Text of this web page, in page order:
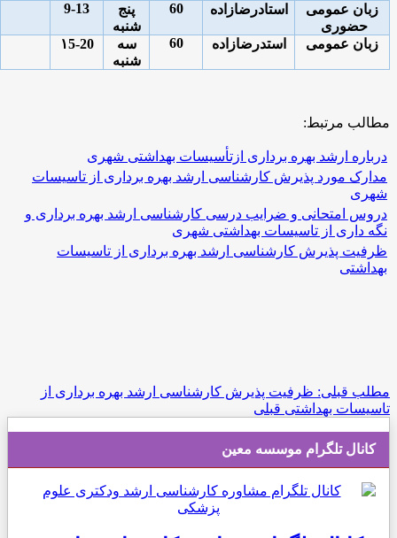
زبان عمومی
حضوری
استادرضازاده 60
پنج
شنبه
9-13
زبان عمومی استدرضازاده 60
سه
شنبه
۱5-20
مطالب مرتبط:
درباره ارشد بهره برداری ازتأسیسات بهداشتی شهری
مدارک مورد پذیرش کارشناسی ارشد بهره برداری از تاسیسات
شهری
دروس امتحانی و ضرایب درسی کارشناسی ارشد بهره برداری و
نگه داری از تاسیسات بهداشتی شهری
ظرفیت پذیرش کارشناسی ارشد بهره برداری از تاسیسات
بهداشتی
مطلب قبلی: ظرفیت پذیرش کارشناسی ارشد بهره برداری از
تاسیسات بهداشتی قبلی
کانال تلگرام موسسه معین